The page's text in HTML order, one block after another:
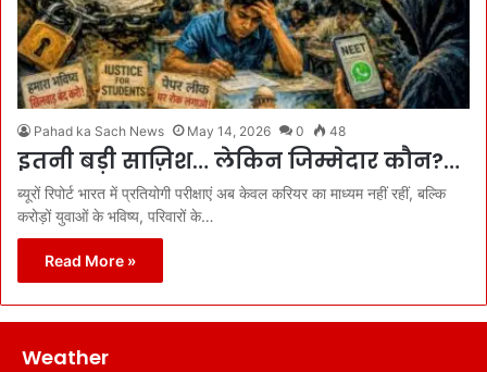
Pahad ka Sach News May 14, 2026 0 48
इतनी बड़ी साज़िश… लेकिन जिम्मेदार कौन?…
ब्यूरों रिपोर्ट भारत में प्रतियोगी परीक्षाएं अब केवल करियर का माध्यम नहीं रहीं, बल्कि
करोड़ों युवाओं के भविष्य, परिवारों के…
Read More »
Weather